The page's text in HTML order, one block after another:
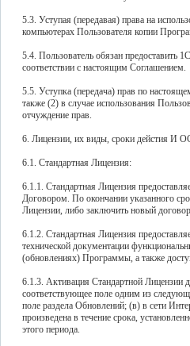
5.3. Уступая (передавая) права на
компьютерах Пользователя копии
5.4. Пользователь обязан предоставить
соответствии с настоящим Соглашением.
5.5. Уступка (передача) прав по
также (2) в случае использования
отчуждение прав.
6. Лицензии, их виды, сроки
6.1. Стандартная Лицензия:
6.1.1. Стандартная Лицензия
Договором. По окончании указанного
Лицензии, либо заключить новый
6.1.2. Стандартная Лицензия
технической документации
(обновлениях) Программы, а также
6.1.3. Активация Стандартной Лицензии
соответствующее поле одним из
поле раздела Обновлений; (в) в сети
произведена в течение срока,
этого периода.